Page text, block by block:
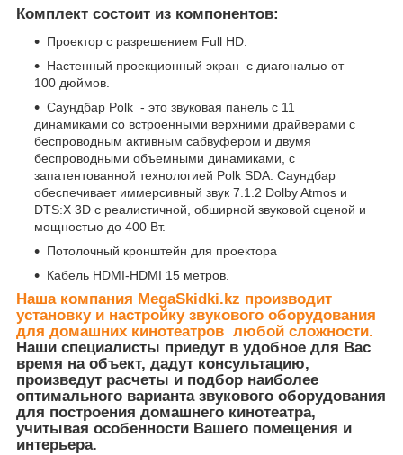
Комплект состоит из компонентов:
Проектор с разрешением Full HD.
Настенный проекционный экран с диагональю от
100 дюймов.
Саундбар Polk - это звуковая панель с 11
динамиками со встроенными верхними драйверами с
беспроводным активным сабвуфером и двумя
беспроводными объемными динамиками, с
запатентованной технологией Polk SDA. Саундбар
обеспечивает иммерсивный звук 7.1.2 Dolby Atmos и
DTS:X 3D с реалистичной, обширной звуковой сценой и
мощностью до 400 Вт.
Потолочный кронштейн для проектора
Кабель HDMI-HDMI 15 метров.
Наша компания MegaSkidki.kz производит
установку и настройку звукового оборудования
для домашних кинотеатров любой сложности.
Наши специалисты приедут в удобное для Вас
время на объект, дадут консультацию,
произведут расчеты и подбор наиболее
оптимального варианта звукового оборудования
для построения домашнего кинотеатра,
учитывая особенности Вашего помещения и
интерьера.